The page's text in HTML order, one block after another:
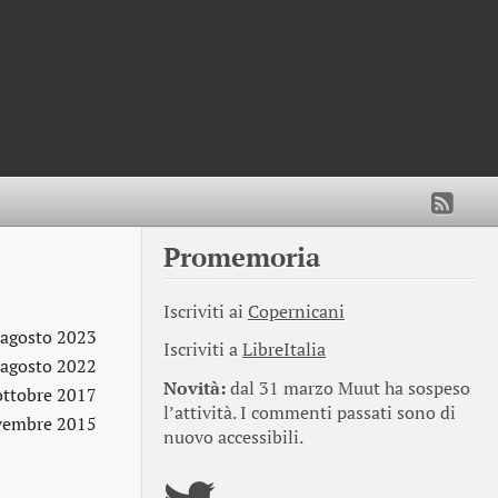
2023
2022
2017
2015
Promemoria
Iscriviti ai Copernicani
Iscriviti aLibreItalia
Novità:dal 31 marzo Muut ha sospeso
l’attività. I commenti passati sono di
nuovo accessibili.